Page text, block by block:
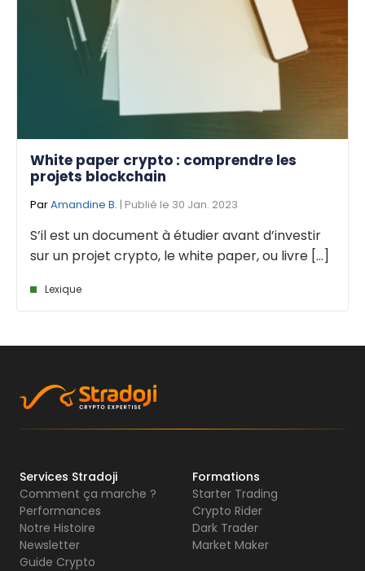
White paper crypto : comprendre les
projets blockchain
ParAmandine B. | Publié le 30 Jan. 2023
S’il est un document à étudier avant d’investir
sur un projet crypto, le white paper, ou livre [...]
Lexique
Services Stradoji
Comment ça marche ?
Performances
Notre Histoire
Newsletter
Guide Crypto
Formations
Starter Trading
Crypto Rider
Dark Trader
Market Maker